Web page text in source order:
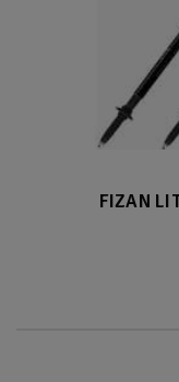
FIZAN